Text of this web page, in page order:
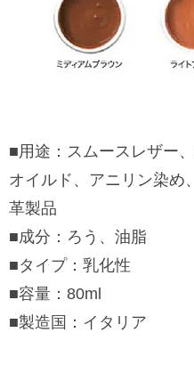
■用途：スムースレザー
オイルド、アニリン染め
革製品
■成分：ろう、油脂
■タイプ：乳化性
■容量：80ml
■製造国：イタリア